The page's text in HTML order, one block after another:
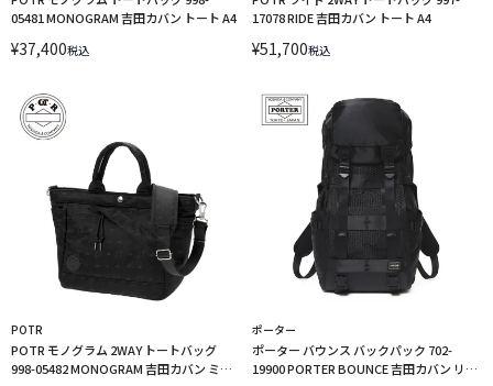
05481 MONOGRAM 吉田カバン トート A4
¥37,400税込
17078 RIDE 吉田カバン トート A4
¥51,700税込
POTR
POTR モノグラム 2WAY トートバッグ
998-05482 MONOGRAM 吉田カバン ミニ
ポーター
ポーター バウンス バックパック 702-
19900 PORTER BOUNCE 吉田カバン リュ